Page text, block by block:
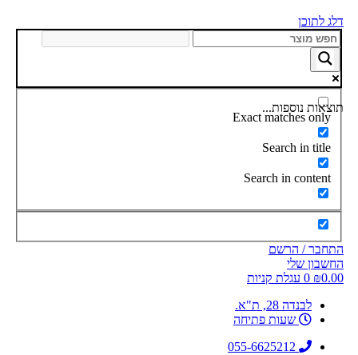
דלג לתוכן
תוצאות נוספות...
Exact matches only
Search in title
Search in content
התחבר / הרשם
החשבון שלי
₪0.00
0 עגלת קניות
לבנדה 28, ת"א.
שעות פתיחה
055-6625212